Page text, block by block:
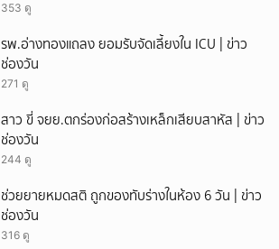
353 ดู
รพ.อ่างทองแถลง ยอมรับจัดเลี้ยงใน ICU | ข่าว
ช่องวัน
271 ดู
สาว ขี่ จยย.ตกร่องก่อสร้างเหล็กเสียบสาหัส | ข่าว
ช่องวัน
244 ดู
ช่วยยายหมดสติ ถูกของทับร่างในห้อง 6 วัน | ข่าว
ช่องวัน
316 ดู